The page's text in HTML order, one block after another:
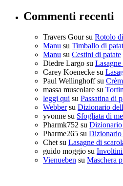
Commenti recenti
Travers Goursu Rotolo
Manu su Timballo di
Manu su Cestini di patate
Diedre Largo su
Carey Koenecke su
Paul Wellinghoffsu
massa muscolare su
leggi qui su Passatina di
Webbersu Dizionario
yvonne su Sfogliata di
Pharmk752 su Dizionario
Pharme265 su Dizionario
Chet su Lasagne di
guido moggio su Involtini
Vienueben su Maschera